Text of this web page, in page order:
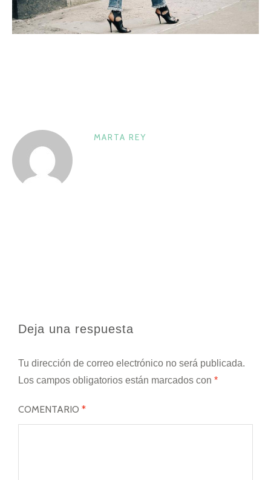
MARTA REY
Deja una respuesta
Tu dirección de correo electrónico no será publicada.
Los campos obligatorios están marcados con *
COMENTARIO *